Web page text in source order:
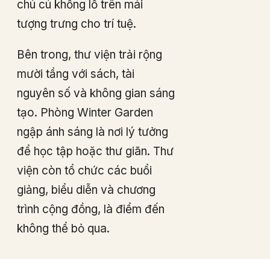
chú cú khổng lồ trên mái
tượng trưng cho trí tuệ.
Bên trong, thư viện trải rộng
mười tầng với sách, tài
nguyên số và không gian sáng
tạo. Phòng Winter Garden
ngập ánh sáng là nơi lý tưởng
để học tập hoặc thư giãn. Thư
viện còn tổ chức các buổi
giảng, biểu diễn và chương
trình cộng đồng, là điểm đến
không thể bỏ qua.